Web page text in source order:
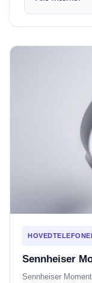
Sennheiser
Sennheiser